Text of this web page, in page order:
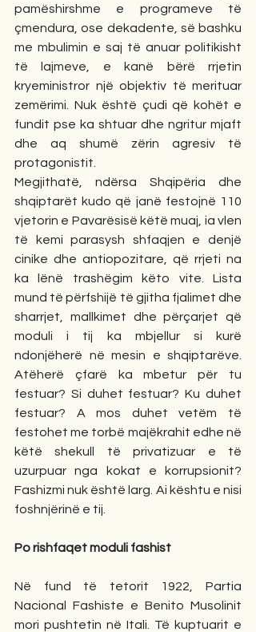
pamëshirshme e programeve të
çmendura, ose dekadente, së bashku
me mbulimin e saj të anuar politikisht
të lajmeve, e kanë bërë rrjetin
kryeministror një objektiv të merituar
zemërimi. Nuk është çudi që kohët e
fundit pse ka shtuar dhe ngritur mjaft
dhe aq shumë zërin agresiv të
protagonistit.
Megjithatë, ndërsa Shqipëria dhe
shqiptarët kudo që janë festojnë 110
vjetorin e Pavarësisë këtë muaj, ia vlen
të kemi parasysh shfaqjen e denjë
cinike dhe antiopozitare, që rrjeti na
ka lënë trashëgim këto vite. Lista
mund të përfshijë të gjitha fjalimet dhe
sharrjet, mallkimet dhe përçarjet që
moduli i tij ka mbjellur si kurë
ndonjëherë në mesin e shqiptarëve.
Atëherë çfarë ka mbetur për tu
festuar? Si duhet festuar? Ku duhet
festuar? A mos duhet vetëm të
festohet me torbë majëkrahit edhe në
këtë shekull të privatizuar e të
uzurpuar nga kokat e korrupsionit?
Fashizmi nuk është larg. Ai kështu e nisi
foshnjërinë e tij.
Po rishfaqet moduli fashist
Në fund të tetorit 1922, Partia
Nacional Fashiste e Benito Musolinit
mori pushtetin në Itali. Të kuptuarit e